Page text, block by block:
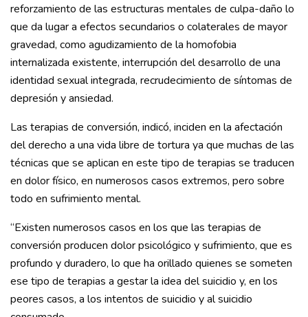
reforzamiento de las estructuras mentales de culpa-daño lo
que da lugar a efectos secundarios o colaterales de mayor
gravedad, como agudizamiento de la homofobia
internalizada existente, interrupción del desarrollo de una
identidad sexual integrada, recrudecimiento de síntomas de
depresión y ansiedad.
Las terapias de conversión, indicó, inciden en la afectación
del derecho a una vida libre de tortura ya que muchas de las
técnicas que se aplican en este tipo de terapias se traducen
en dolor físico, en numerosos casos extremos, pero sobre
todo en sufrimiento mental.
“Existen numerosos casos en los que las terapias de
conversión producen dolor psicológico y sufrimiento, que es
profundo y duradero, lo que ha orillado quienes se someten
ese tipo de terapias a gestar la idea del suicidio y, en los
peores casos, a los intentos de suicidio y al suicidio